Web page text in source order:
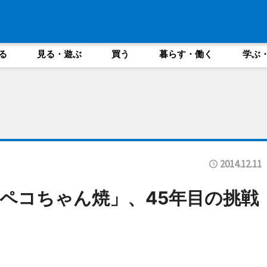
見る・遊ぶ 買う 暮らす・働く 学ぶ
2014.12.11
コちゃん焼」、45年目の挑戦